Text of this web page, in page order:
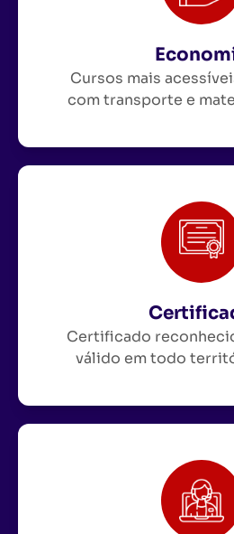
Cursos mais
com transporte e
Certificado
válido em todo